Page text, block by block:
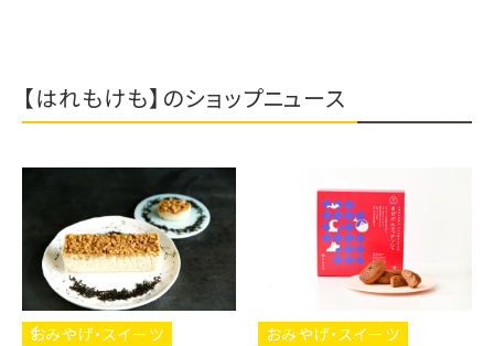
【はれもけも】のショップニュース
おみやげ・スイーツ おみやげ・スイーツ